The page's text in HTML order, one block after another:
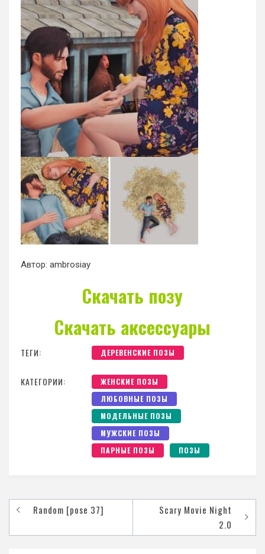
Автор: ambrosiay
Скачать позу
Скачать аксессуары
ТЕГИ: ДЕРЕВЕНСКИЕ ПОЗЫ
КАТЕГОРИИ:
ЖЕНСКИЕ ПОЗЫ
ЛЮБОВНЫЕ ПОЗЫ
МОДЕЛЬНЫЕ ПОЗЫ
МУЖСКИЕ ПОЗЫ
ПАРНЫЕ ПОЗЫ
ПОЗЫ
Random [pose 37]
Scary Movie Night
2.0